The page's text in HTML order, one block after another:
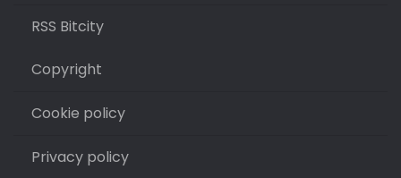
RSS Bitcity
Copyright
Cookie policy
Privacy policy